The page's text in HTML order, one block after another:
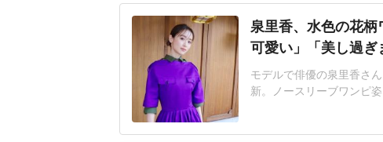
泉里香、水色の花柄
可愛い」「美し過ぎ
モデルで俳優の泉里香さ
新。ノースリーブワンピ
で、ベルギーのシント=
表。谷口選手は、サッカ